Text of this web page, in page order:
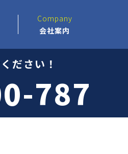
Company
会社案内
ださい！
787